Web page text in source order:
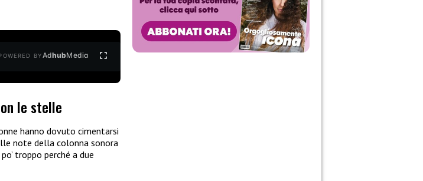
POWERED BYAdhubMedia
le stelle
hanno dovuto cimentarsi
note della colonna sonora
troppo perché a due